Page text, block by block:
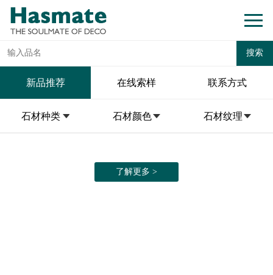
新品推荐 在线索样 联系方式
石材种类 石材颜色 石材纹理
了解更多 >